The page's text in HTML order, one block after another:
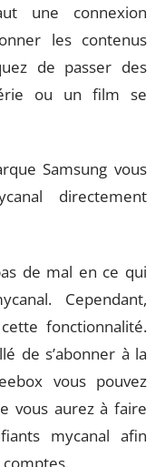
une connexion
les contenus
de passer des
ou un film se
Samsung vous
directement
de mal en ce qui
Cependant,
fonctionnalité.
de s’abonner à la
vous pouvez
vous aurez à faire
mycanal afin